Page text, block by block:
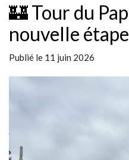
🏰 Tour du
nouvelle
Publié le 11 juin 2026